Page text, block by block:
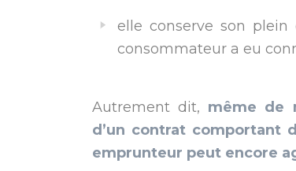
elle conserve son
consommateur a eu
Autrement dit, même de
d’un contrat comportant
emprunteur peut encore